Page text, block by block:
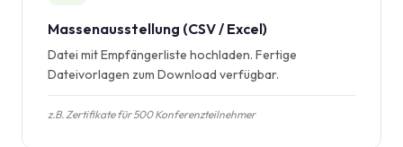
Massenausstellung (CSV / Excel)
Datei mit Empfängerliste hochladen. Fertige
Dateivorlagen zum Download verfügbar.
z.B. Zertifikate für 500 Konferenzteilnehmer